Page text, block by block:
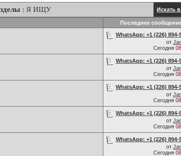
: Я ИЩУ Искать
Последнее
WhatsApp: +1 (226) 894-
от
Сегодня
WhatsApp: +1 (226) 894-
от
Сегодня
WhatsApp: +1 (226) 894-
от
Сегодня
WhatsApp: +1 (226) 894-
от
Сегодня
WhatsApp: +1 (226) 894-
от
Сегодня